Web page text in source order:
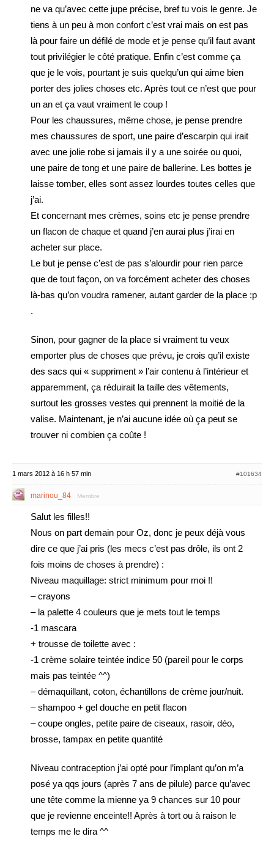
ne va qu’avec cette jupe précise, bref tu vois le genre. Je
tiens à un peu à mon confort c’est vrai mais on est pas
là pour faire un défilé de mode et je pense qu’il faut avant
tout privilégier le côté pratique. Enfin c’est comme ça
que je le vois, pourtant je suis quelqu’un qui aime bien
porter des jolies choses etc. Après tout ce n’est que pour
un an et ça vaut vraiment le coup !
Pour les chaussures, même chose, je pense prendre
mes chaussures de sport, une paire d’escarpin qui irait
avec une jolie robe si jamais il y a une soirée ou quoi,
une paire de tong et une paire de ballerine. Les bottes je
laisse tomber, elles sont assez lourdes toutes celles que
j’ai.
Et concernant mes crèmes, soins etc je pense prendre
un flacon de chaque et quand j’en aurai plus j’irai en
acheter sur place.
Le but je pense c’est de pas s’alourdir pour rien parce
que de tout façon, on va forcément acheter des choses
là-bas qu’on voudra ramener, autant garder de la place :p
.
Sinon, pour gagner de la place si vraiment tu veux
emporter plus de choses que prévu, je crois qu’il existe
des sacs qui « suppriment » l’air contenu à l’intérieur et
apparemment, ça réduirait la taille des vêtements,
surtout les grosses vestes qui prennent la moitié de la
valise. Maintenant, je n’ai aucune idée où ça peut se
trouver ni combien ça coûte !
1 mars 2012 à 16 h 57 min #101634
marinou_84 Membre
Salut les filles!!
Nous on part demain pour Oz, donc je peux déjà vous
dire ce que j’ai pris (les mecs c’est pas drôle, ils ont 2
fois moins de choses à prendre) :
Niveau maquillage: strict minimum pour moi !!
– crayons
– la palette 4 couleurs que je mets tout le temps
-1 mascara
+ trousse de toilette avec :
-1 crème solaire teintée indice 50 (pareil pour le corps
mais pas teintée ^^)
– démaquillant, coton, échantillons de crème jour/nuit.
– shampoo + gel douche en petit flacon
– coupe ongles, petite paire de ciseaux, rasoir, déo,
brosse, tampax en petite quantité
Niveau contraception j’ai opté pour l’implant qu’on m’a
posé ya qqs jours (après 7 ans de pilule) parce qu’avec
une tête comme la mienne ya 9 chances sur 10 pour
que je revienne enceinte!! Après à tort ou à raison le
temps me le dira ^^